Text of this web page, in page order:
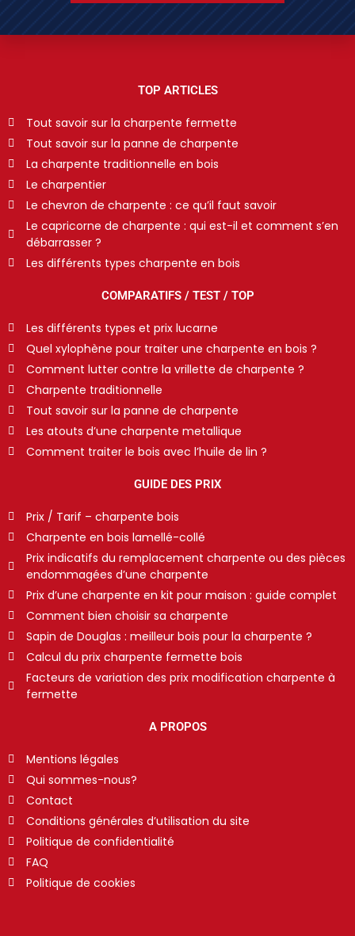
TOP ARTICLES
Tout savoir sur la charpente fermette
Tout savoir sur la panne de charpente
La charpente traditionnelle en bois
Le charpentier
Le chevron de charpente : ce qu’il faut savoir
Le capricorne de charpente : qui est-il et comment s’en
débarrasser ?
Les différents types charpente en bois
COMPARATIFS / TEST / TOP
Les différents types et prix lucarne
Quel xylophène pour traiter une charpente en bois ?
Comment lutter contre la vrillette de charpente ?
Charpente traditionnelle
Tout savoir sur la panne de charpente
Les atouts d’une charpente metallique
Comment traiter le bois avec l’huile de lin ?
GUIDE DES PRIX
Prix / Tarif – charpente bois
Charpente en bois lamellé-collé
Prix indicatifs du remplacement charpente ou des pièces
endommagées d’une charpente
Prix d’une charpente en kit pour maison : guide complet
Comment bien choisir sa charpente
Sapin de Douglas : meilleur bois pour la charpente ?
Calcul du prix charpente fermette bois
Facteurs de variation des prix modification charpente à
fermette
A PROPOS
Mentions légales
Qui sommes-nous?
Contact
Conditions générales d’utilisation du site
Politique de confidentialité
FAQ
Politique de cookies